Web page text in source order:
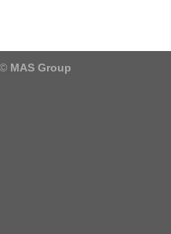
MAS Group